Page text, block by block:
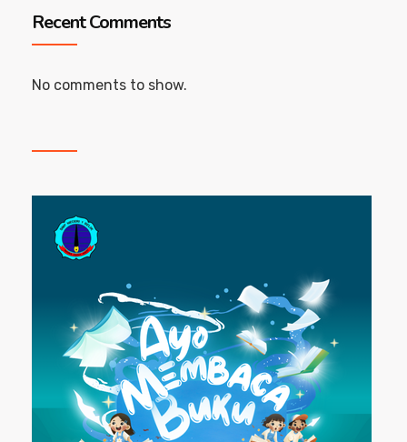
Recent Comments
No comments to show.